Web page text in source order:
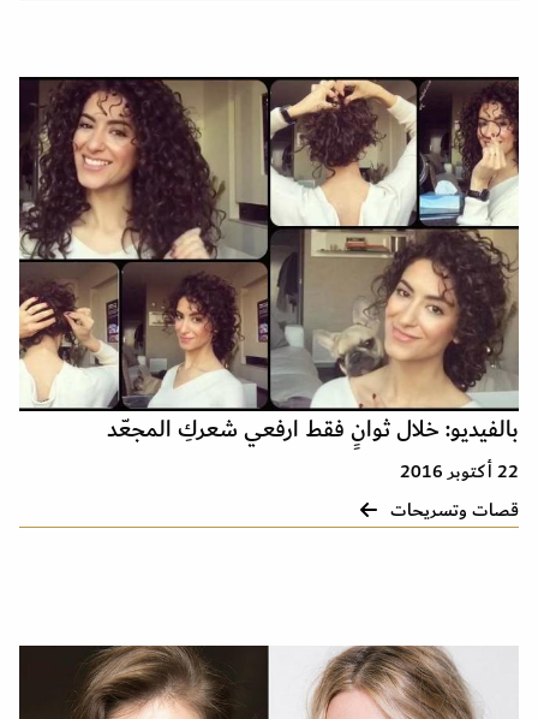
بالفيديو: خلال ثوانٍ فقط ارفعي شعركِ المجعّد
22 أكتوبر 2016
قصات وتسريحات